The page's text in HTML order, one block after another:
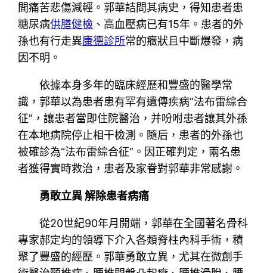
間痛苦悲傷減輕。郭華詰問其病史，得知患者患
糖尿病供膳健檢 、高血壓病已有15年。患者的外
孫也有行走異康德診所常的癥狀且中斷爆發，病
因不明。
依據本身多年的臨床經歷和豐盛的醫學常
識，郭華以為患者患有罕有遺傳疾病“法布雷綜合
征”，讓患者當即住院醫治，并吩咐患者讓其外孫
在本地病院停止相干檢測。隨后，患者的外孫也
被確診為“法布雷綜合征”。因正確判定，兩名患
者獲得實時救治，患者及家眷對郭華非常感謝。
勇敢立異 解除患者病痛
從20世紀90年月開端，郭華在全國著名骨科
專家郝定均的領導下介入各類脊柱內科手術，積
聚了豐盛的經歷。郭華勇敢立異，尤其在微創手